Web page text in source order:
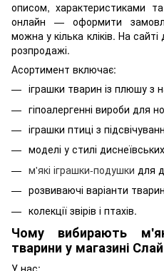
описом, характеристиками
онлайн — оформити
можна у кілька кліків. На
розпродажі.
Асортимент включає:
іграшки тварин із плюшу
гіпоалергенні вироби для
іграшки птиці з
моделі у стилі
м'які іграшки-подушки для
розвиваючі варіанти
колекції звірів і птахів.
Чому вибирають
тварини у магазині